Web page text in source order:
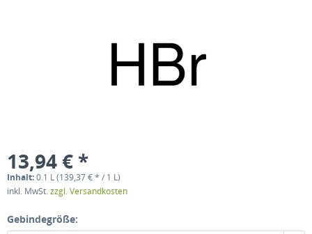
13,94 € *
Inhalt:0.1 L (139,37 € * / 1 L)
inkl. MwSt.zzgl. Versandkosten
Gebindegröße: